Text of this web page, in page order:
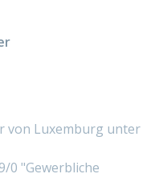
von Luxemburg unter
0 "Gewerbliche